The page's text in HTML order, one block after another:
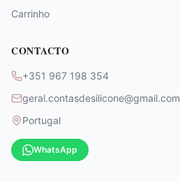
Carrinho
CONTACTO
+351 967 198 354
geral.contasdesilicone@gmail.com
Portugal
WhatsApp